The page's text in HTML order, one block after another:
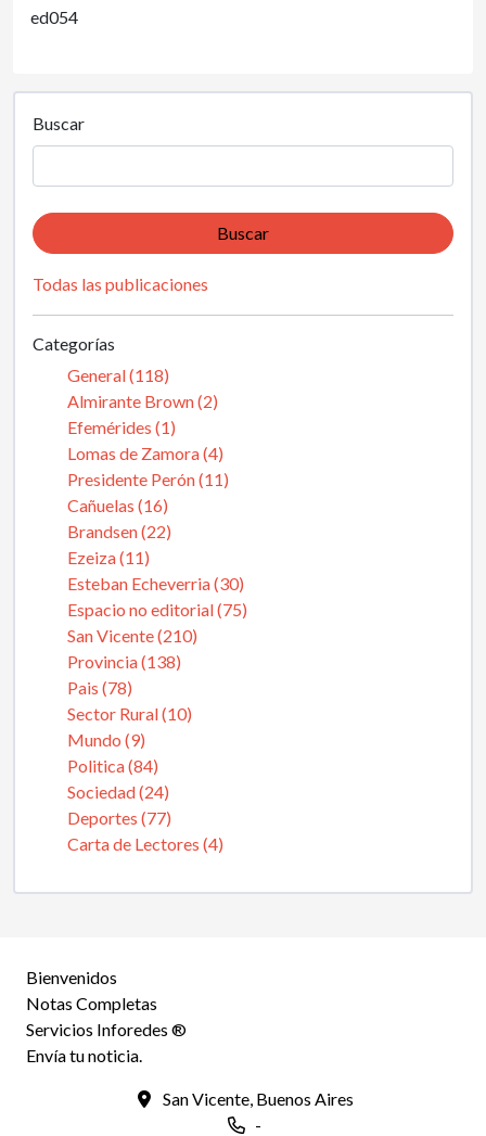
ed054
Buscar
Buscar
Todas las publicaciones
Categorías
General (118)
Almirante Brown (2)
Efemérides (1)
Lomas de Zamora (4)
Presidente Perón (11)
Cañuelas (16)
Brandsen (22)
Ezeiza (11)
Esteban Echeverria (30)
Espacio no editorial (75)
San Vicente (210)
Provincia (138)
Pais (78)
Sector Rural (10)
Mundo (9)
Politica (84)
Sociedad (24)
Deportes (77)
Carta de Lectores (4)
Bienvenidos
Notas Completas
Servicios Inforedes ®
Envía tu noticia.
San Vicente, Buenos Aires
-